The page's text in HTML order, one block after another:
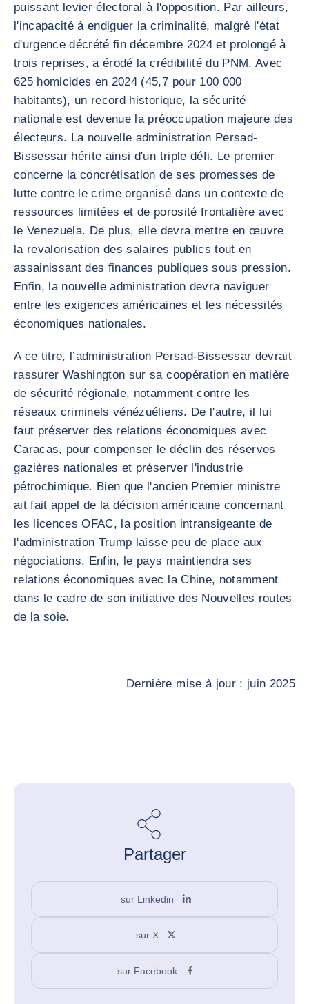
puissant levier électoral à l'opposition. Par ailleurs,
l'incapacité à endiguer la criminalité, malgré l'état
d'urgence décrété fin décembre 2024 et prolongé à
trois reprises, a érodé la crédibilité du PNM. Avec
625 homicides en 2024 (45,7 pour 100 000
habitants), un record historique, la sécurité
nationale est devenue la préoccupation majeure des
électeurs. La nouvelle administration Persad-
Bissessar hérite ainsi d'un triple défi. Le premier
concerne la concrétisation de ses promesses de
lutte contre le crime organisé dans un contexte de
ressources limitées et de porosité frontalière avec
le Venezuela. De plus, elle devra mettre en œuvre
la revalorisation des salaires publics tout en
assainissant des finances publiques sous pression.
Enfin, la nouvelle administration devra naviguer
entre les exigences américaines et les nécessités
économiques nationales.
A ce titre, l’administration Persad-Bissessar devrait
rassurer Washington sur sa coopération en matière
de sécurité régionale, notamment contre les
réseaux criminels vénézuéliens. De l'autre, il lui
faut préserver des relations économiques avec
Caracas, pour compenser le déclin des réserves
gazières nationales et préserver l'industrie
pétrochimique. Bien que l'ancien Premier ministre
ait fait appel de la décision américaine concernant
les licences OFAC, la position intransigeante de
l'administration Trump laisse peu de place aux
négociations. Enfin, le pays maintiendra ses
relations économiques avec la Chine, notamment
dans le cadre de son initiative des Nouvelles routes
de la soie.
Dernière mise à jour : juin 2025
Partager
sur Linkedin
sur X
sur Facebook